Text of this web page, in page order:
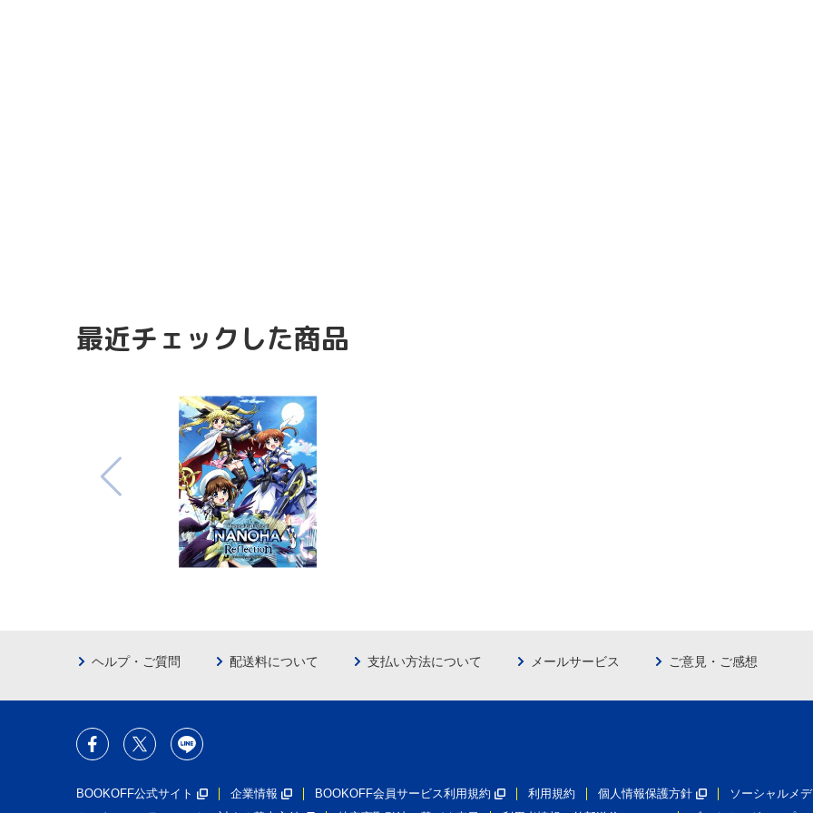
最近チェックした商品
ヘルプ・ご質問 配送料について 支払い方法について メールサービス ご意見・ご感想
BOOKOFF公式サイト 企業情報 BOOKOFF会員サービス利用規約 利用規約 個人情報保護方針
ソーシャルメ